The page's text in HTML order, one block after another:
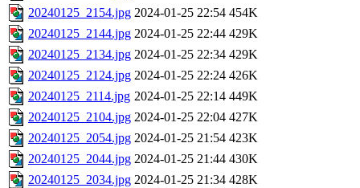
20240125_2154.jpg 2024-01-25 22:54 454K
20240125_2144.jpg 2024-01-25 22:44 429K
20240125_2134.jpg 2024-01-25 22:34 429K
20240125_2124.jpg 2024-01-25 22:24 426K
20240125_2114.jpg 2024-01-25 22:14 449K
20240125_2104.jpg 2024-01-25 22:04 427K
20240125_2054.jpg 2024-01-25 21:54 423K
20240125_2044.jpg 2024-01-25 21:44 430K
20240125_2034.jpg 2024-01-25 21:34 428K